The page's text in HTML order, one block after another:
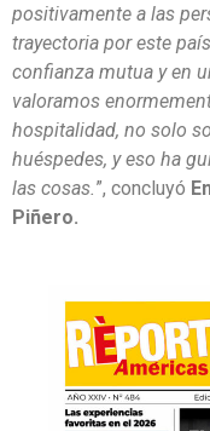
positivamente a las
trayectoria por este
confianza mutua y en
valoramos
hospitalidad, no solo
huéspedes, y eso ha
las cosas. ”, concluyó
Piñero.